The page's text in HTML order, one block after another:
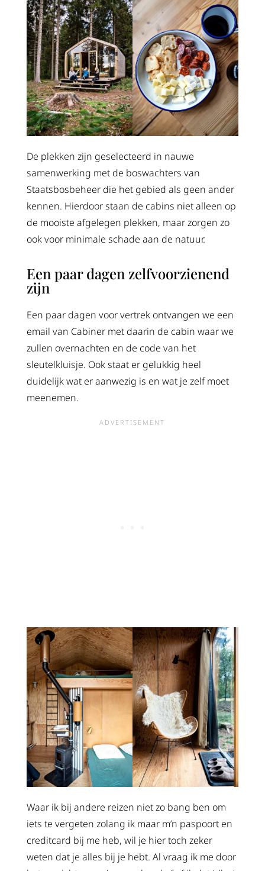
De plekken zijn geselecteerd in nauwe
samenwerking met de boswachters van
Staatsbosbeheer die het gebied als geen ander
kennen. Hierdoor staan de cabins niet alleen op
de mooiste afgelegen plekken, maar zorgen zo
ook voor minimale schade aan de natuur.
Een paar dagen zelfvoorzienend
zijn
Een paar dagen voor vertrek ontvangen we een
email van Cabiner met daarin de cabin waar we
zullen overnachten en de code van het
sleutelkluisje. Ook staat er gelukkig heel
duidelijk wat er aanwezig is en wat je zelf moet
meenemen.
Waar ik bij andere reizen niet zo bang ben om
iets te vergeten zolang ik maar m’n paspoort en
creditcard bij me heb, wil je hier toch zeker
weten dat je alles bij je hebt. Al vraag ik me door